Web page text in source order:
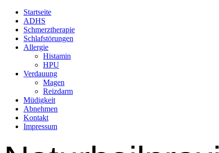
Startseite
ADHS
Schmerztherapie
Schlafstörungen
Allergie
Histamin
HPU
Verdauung
Magen
Reizdarm
Müdigkeit
Abnehmen
Kontakt
Impressum